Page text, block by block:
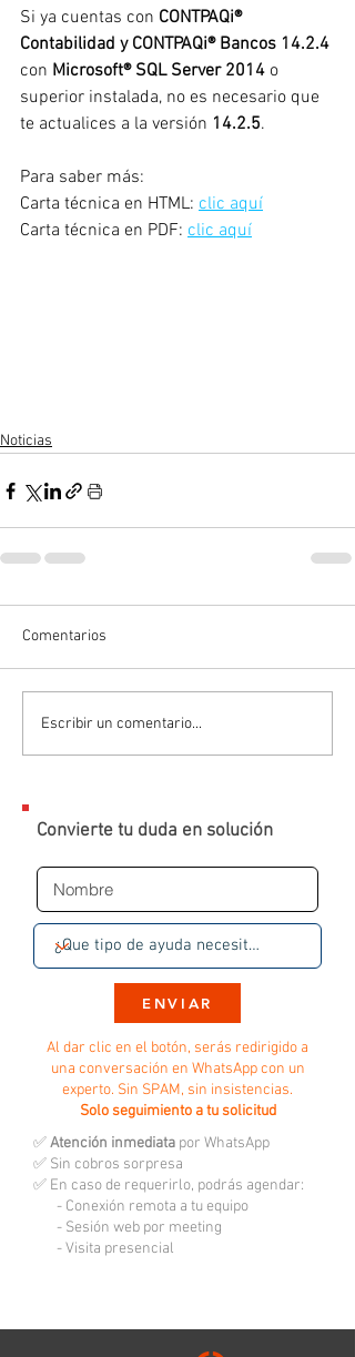
Si ya cuentas con CONTPAQi®
Contabilidad y CONTPAQi® Bancos 14.2.4
con Microsoft® SQL Server 2014 o
superior instalada, no es necesario que
te actualices a la versión 14.2.5.
Para saber más:
Carta técnica en HTML: clic aquí
Carta técnica en PDF: clic aquí
Noticias
Comentarios
Escribir un comentario...
Convierte tu duda en solución
ENVIAR
Al dar clic en el botón, serás redirigido a
una conversación en WhatsApp con un
experto. Sin SPAM, sin insistencias.
Solo seguimiento a tu solicitud
✅Atención inmediata por WhatsApp
✅ Sin cobros sorpresa
✅ En caso de requerirlo, podrás agendar:
- Conexión remota a tu equipo
- Sesión web por meeting
- Visita presencial